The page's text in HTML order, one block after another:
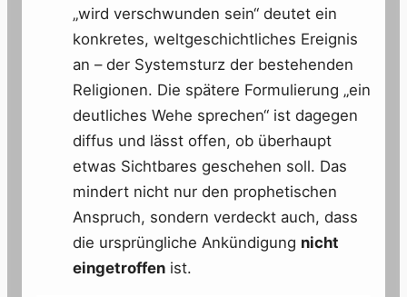
„wird verschwunden sein“ deutet ein
konkretes, weltgeschichtliches Ereignis
an – der Systemsturz der bestehenden
Religionen. Die spätere Formulierung „ein
deutliches Wehe sprechen“ ist dagegen
diffus und lässt offen, ob überhaupt
etwas Sichtbares geschehen soll. Das
mindert nicht nur den prophetischen
Anspruch, sondern verdeckt auch, dass
die ursprüngliche Ankündigung nicht
eingetroffen ist.